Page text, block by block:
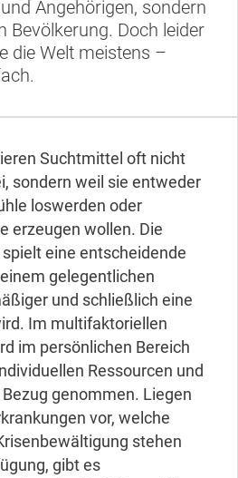
Angehörigen, sondern
Bevölkerung. Doch leider
die Welt meistens –
Suchtmittel oft nicht
sondern weil sie entweder
loswerden oder
erzeugen wollen. Die
eine entscheidende
gelegentlichen
und schließlich eine
Im multifaktoriellen
im persönlichen Bereich
Ressourcen und
genommen. Liegen
vor, welche
stehen
gibt es